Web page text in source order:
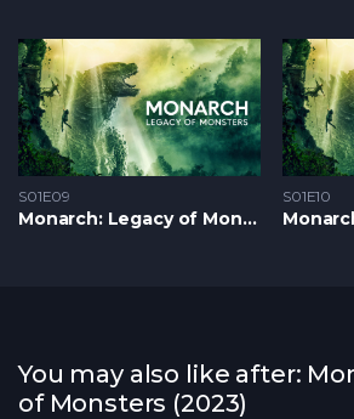
S01E09
Monarch: Legacy of Monsters S1 – Epizoda 09
S01E10
You may also like after:
of Monsters (2023)